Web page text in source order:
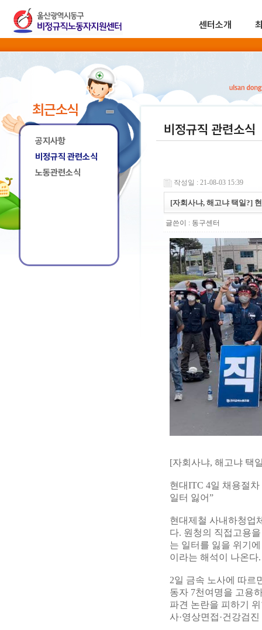
센터소개
최근소식
공지사항
비정규직 관련소식
노동관련소식
비정규직 관련소식
작성일 : 21-08-03 15:39
[자회사냐, 해고냐 택일?]
글쓴이 : 동구센터
[자회사냐, 해고냐 택
현대ITC 4일 채용절
일터 잃어”
현대제철 사내하청업
다. 원청의 직접고용
는 일터를 잃을 위기
이라는 해석이 나온다.
2일 금속 노사에 따르
동자 7천여명을 고용
파견 논란을 피하기
사·영상면접·건강검